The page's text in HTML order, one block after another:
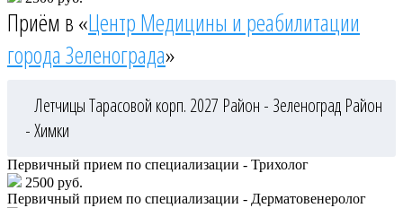
Приём в «Центр Медицины и реабилитации
города Зеленограда»
Летчицы Тарасовой корп. 2027 Район - Зеленоград Район
- Химки
Первичный прием по специализации - Трихолог
2500 руб.
Первичный прием по специализации - Дерматовенеролог